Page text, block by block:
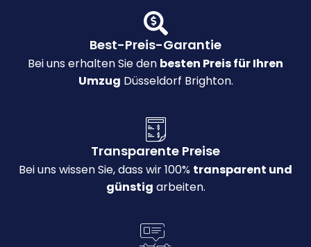
Best-Preis-Garantie
Bei uns erhalten Sie den besten Preis für Ihren
Umzug Düsseldorf Brighton.
Transparente Preise
Bei uns wissen Sie, dass wir 100% transparent und
günstig arbeiten.